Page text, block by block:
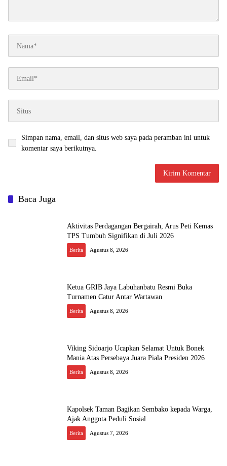
Simpan nama, email, dan situs web saya pada peramban ini untuk
komentar saya berikutnya.
Baca Juga
Aktivitas Perdagangan Bergairah, Arus Peti Kemas
TPS Tumbuh Signifikan di Juli 2026
Berita Agustus 8, 2026
Ketua GRIB Jaya Labuhanbatu Resmi Buka
Turnamen Catur Antar Wartawan
Berita Agustus 8, 2026
Viking Sidoarjo Ucapkan Selamat Untuk Bonek
Mania Atas Persebaya Juara Piala Presiden 2026
Berita Agustus 8, 2026
Kapolsek Taman Bagikan Sembako kepada Warga,
Ajak Anggota Peduli Sosial
Berita Agustus 7, 2026